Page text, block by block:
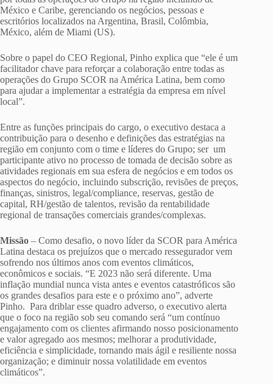
México e Caribe, gerenciando os negócios, pessoas e
escritórios localizados na Argentina, Brasil, Colômbia,
México, além de Miami (US).
Sobre o papel do CEO Regional, Pinho explica que “ele é um
facilitador chave para reforçar a colaboração entre todas as
operações do Grupo SCOR na América Latina, bem como
para ajudar a implementar a estratégia da empresa em nível
local”.
Entre as funções principais do cargo, o executivo destaca a
contribuição para o desenho e definições das estratégias na
região em conjunto com o time e líderes do Grupo; ser um
participante ativo no processo de tomada de decisão sobre as
atividades regionais em sua esfera de negócios e em todos os
aspectos do negócio, incluindo subscrição, revisões de preços,
finanças, sinistros, legal/compliance, reservas, gestão de
capital, RH/gestão de talentos, revisão da rentabilidade
regional de transações comerciais grandes/complexas.
Missão – Como desafio, o novo líder da SCOR para América
Latina destaca os prejuízos que o mercado ressegurador vem
sofrendo nos últimos anos com eventos climáticos,
econômicos e sociais. “E 2023 não será diferente. Uma
inflação mundial nunca vista antes e eventos catastróficos são
os grandes desafios para este e o próximo ano”, adverte
Pinho. Para driblar esse quadro adverso, o executivo alerta
que o foco na região sob seu comando será “um contínuo
engajamento com os clientes afirmando nosso posicionamento
e valor agregado aos mesmos; melhorar a produtividade,
eficiência e simplicidade, tornando mais ágil e resiliente nossa
organização; e diminuir nossa volatilidade em eventos
climáticos”.